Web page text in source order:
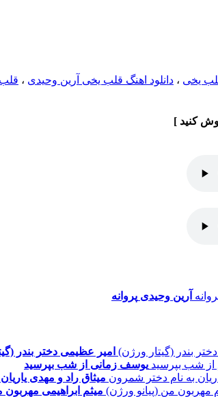
یخی ، دانلود اهنگ قلب یخی آرین وحیدی ،
گوش کنید ]
آرین وحیدی پروانه
امیر عظیمی دختر بندر
یوسف زمانی از شب بپرسید
میثاق راد و مهدی یاریان
میثم ابراهیمی مهربون